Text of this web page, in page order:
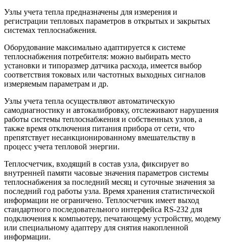
Узлы учета тепла предназначены для измерения и
регистрации тепловых параметров в открытых и закрытых
системах теплоснабжения.
Оборудование максимально адаптируется к системе
теплоснабжения потребителя: можно выбирать место
установки и типоразмер датчика расхода, имеется выбор
соответствия токовых или частотных выходных сигналов
измеряемым параметрам и др.
Узлы учета тепла осуществляют автоматическую
самодиагностику и автокалибровку, отслеживают нарушения
работы системы теплоснабжения и собственных узлов, а
также время отключения питания прибора от сети, что
препятствует несанкционированному вмешательству в
процесс учета тепловой энергии.
Теплосчетчик, входящий в состав узла, фиксирует во
внутренней памяти часовые значения параметров системы
теплоснабжения за последний месяц и суточные значения за
последний год работы узла. Время хранения статистической
информации не ограничено. Теплосчетчик имеет выход
стандартного последовательного интерфейса RS-232 для
подключения к компьютеру, печатающему устройству, модему
или специальному адаптеру для снятия накопленной
информации.